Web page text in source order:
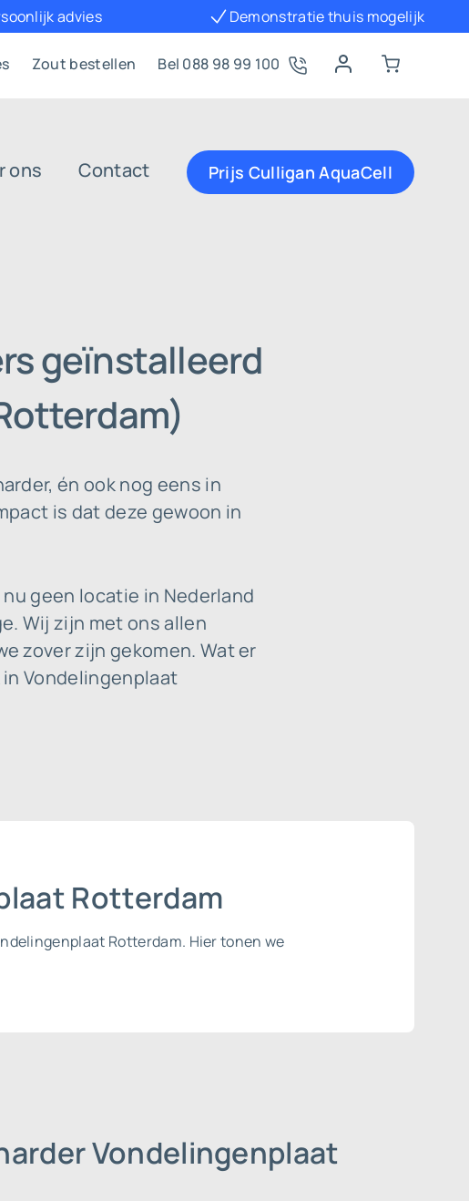
advies Demonstratie thuis mogelijk
Zout bestellen Bel 088 98 99 100
ons Contact Prijs Culligan AquaCell
geïnstalleerd
én ook nog eens in
is dat deze gewoon in
geen locatie in Nederland
Wij zijn met ons allen
zover zijn gekomen. Wat er
Vondelingenplaat
Rotterdam
Rotterdam. Hier tonen we
Vondelingenplaat